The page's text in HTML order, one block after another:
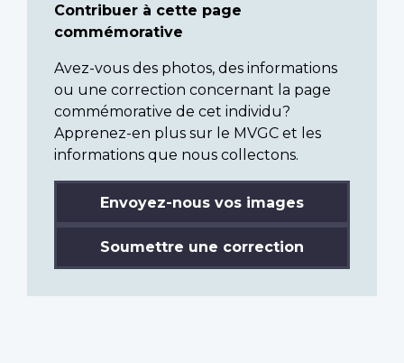
Contribuer à cette page
commémorative
Avez-vous des photos, des informations
ou une correction concernant la page
commémorative de cet individu?
Apprenez-en plus sur le MVGC et les
informations que nous collectons.
Envoyez-nous vos images
Soumettre une correction